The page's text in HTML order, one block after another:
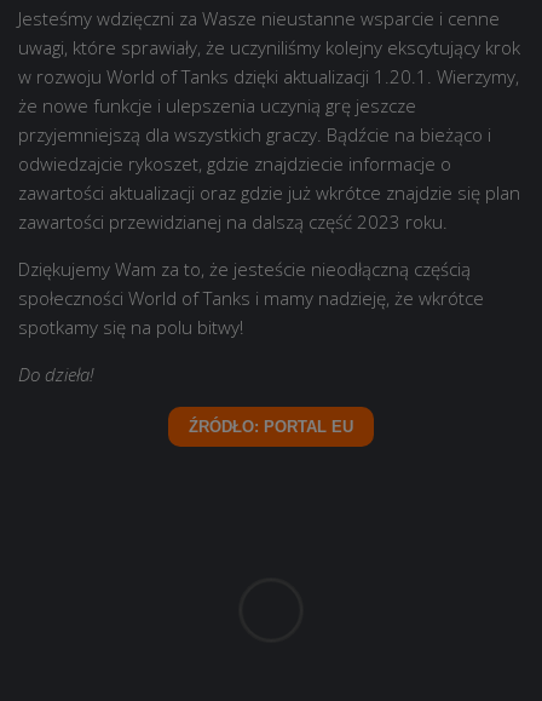
Jesteśmy wdzięczni za Wasze nieustanne wsparcie i cenne
uwagi, które sprawiały, że uczyniliśmy kolejny ekscytujący krok
w rozwoju World of Tanks dzięki aktualizacji 1.20.1. Wierzymy,
że nowe funkcje i ulepszenia uczynią grę jeszcze
przyjemniejszą dla wszystkich graczy. Bądźcie na bieżąco i
odwiedzajcie rykoszet, gdzie znajdziecie informacje o
zawartości aktualizacji oraz gdzie już wkrótce znajdzie się plan
zawartości przewidzianej na dalszą część 2023 roku.
Dziękujemy Wam za to, że jesteście nieodłączną częścią
społeczności World of Tanks i mamy nadzieję, że wkrótce
spotkamy się na polu bitwy!
Do dzieła!
ŹRÓDŁO: PORTAL EU